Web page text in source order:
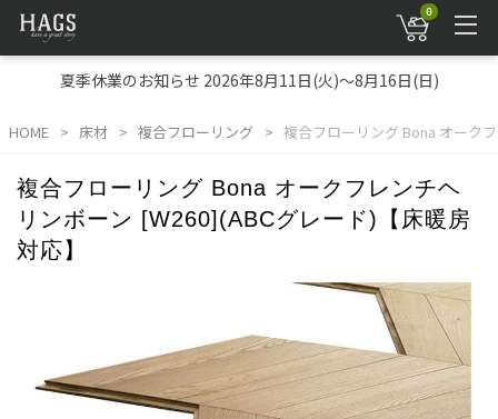
0
夏季休業のお知らせ 2026年8月11日(火)～8月16日(日)
HOME 床材 複合フローリング 複合フローリング Bona オーク
複合フローリング Bona オークフレンチヘ
リンボーン [W260](ABCグレード)【床暖房
対応】